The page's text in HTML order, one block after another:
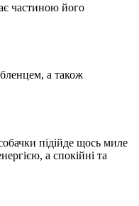
частиною його
а також
підійде щось миле
а спокійні та